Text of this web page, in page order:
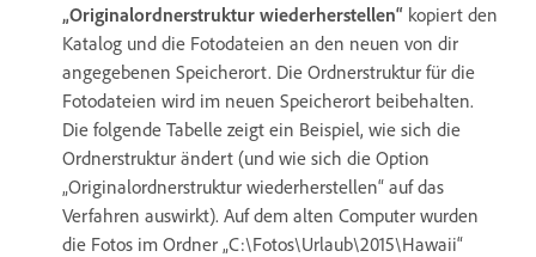
„Originalordnerstruktur wiederherstellen“ kopiert den
Katalog und die Fotodateien an den neuen von dir
angegebenen Speicherort. Die Ordnerstruktur für die
Fotodateien wird im neuen Speicherort beibehalten.
Die folgende Tabelle zeigt ein Beispiel, wie sich die
Ordnerstruktur ändert (und wie sich die Option
„Originalordnerstruktur wiederherstellen“ auf das
Verfahren auswirkt). Auf dem alten Computer wurden
die Fotos im Ordner „C:\Fotos\Urlaub\2015\Hawaii“